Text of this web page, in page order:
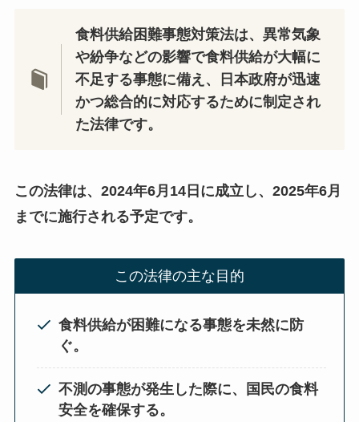
食料供給困難事態対策法は、異常気象
や紛争などの影響で食料供給が大幅に
不足する事態に備え、日本政府が迅速
かつ総合的に対応するために制定され
た法律です。
この法律は、2024年6月14日に成立し、2025年6月
までに施行される予定です。
この法律の主な目的
食料供給が困難になる事態を未然に防
ぐ。
不測の事態が発生した際に、国民の食料
安全を確保する。